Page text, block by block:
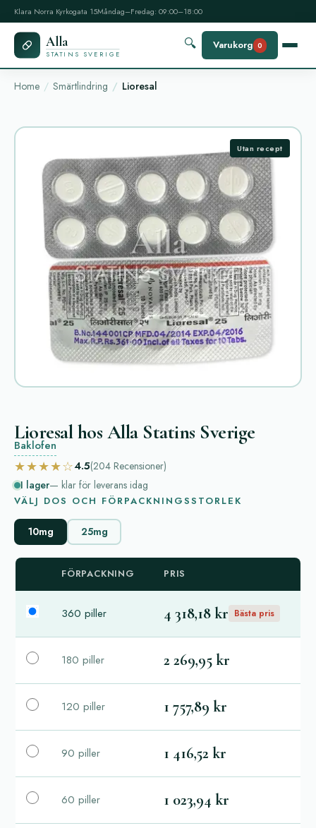
Klara Norra Kyrkogata 15Måndag–Fredag: 09:00–18:00
Alla
STATINS SVERIGE
🔍 Varukorg 0
Home Smärtlindring Lioresal
Utan recept
Lioresal hos Alla Statins Sverige
Baklofen
★★★★☆4.5(204 Recensioner)
I lager— klar för leverans idag
VÄLJ DOS OCH FÖRPACKNINGSSTORLEK
10mg 25mg
FÖRPACKNING PRIS
360 piller 4 318,18 kr Bästa pris
180 piller 2 269,95 kr
120 piller 1 757,89 kr
90 piller 1 416,52 kr
60 piller 1 023,94 kr